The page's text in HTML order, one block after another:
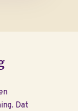
Dat
of
uitvaart